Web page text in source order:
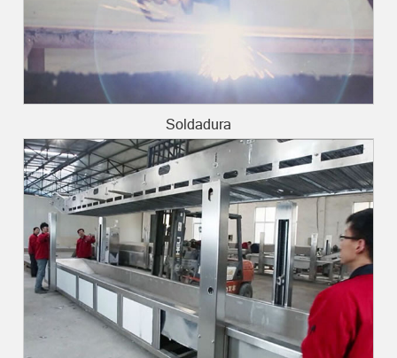
Soldadura